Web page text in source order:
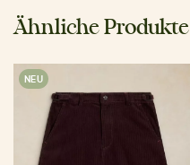
Ähnliche Produkte
NEU